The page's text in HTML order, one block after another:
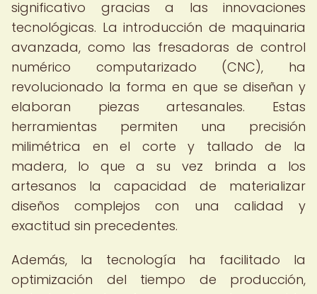
significativo gracias a las innovaciones
tecnológicas. La introducción de maquinaria
avanzada, como las fresadoras de control
numérico computarizado (CNC), ha
revolucionado la forma en que se diseñan y
elaboran piezas artesanales. Estas
herramientas permiten una precisión
milimétrica en el corte y tallado de la
madera, lo que a su vez brinda a los
artesanos la capacidad de materializar
diseños complejos con una calidad y
exactitud sin precedentes.
Además, la tecnología ha facilitado la
optimización del tiempo de producción,